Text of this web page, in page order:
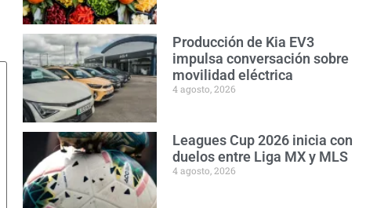
Producción de Kia EV3
impulsa conversación sobre
movilidad eléctrica
4 agosto, 2026
Leagues Cup 2026 inicia con
duelos entre Liga MX y MLS
4 agosto, 2026